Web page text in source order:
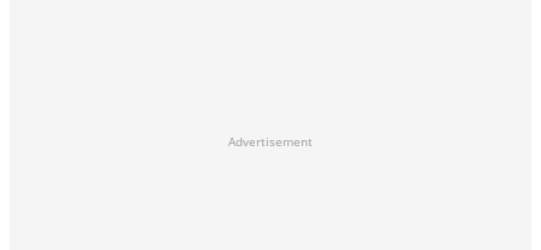
Advertisement